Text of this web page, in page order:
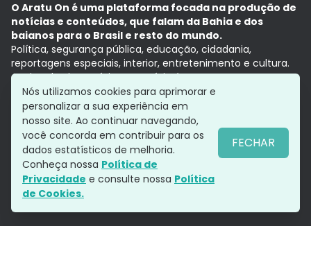
O Aratu On é uma plataforma focada na produção de
notícias e conteúdos, que falam da Bahia e dos
baianos para o Brasil e resto do mundo.
Política, segurança pública, educação, cidadania,
reportagens especiais, interior, entretenimento e cultura.
Aqui, tudo vira notícia e a notícia é no tempo presente,
com a credibilidade do Grupo Aratu.
Grupo Aratu
Política de privacidade
Siga-nos
Nós utilizamos cookies para aprimorar e
personalizar a sua experiência em
nosso site. Ao continuar navegando,
você concorda em contribuir para os
dados estatísticos de melhoria.
Conheça nossa Política de
Privacidade e consulte nossa Política
de Cookies.
FECHAR